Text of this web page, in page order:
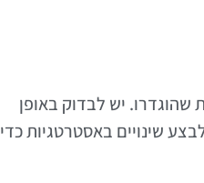
יש לבדוק באופן
שינויים באסטרטגיות כדי